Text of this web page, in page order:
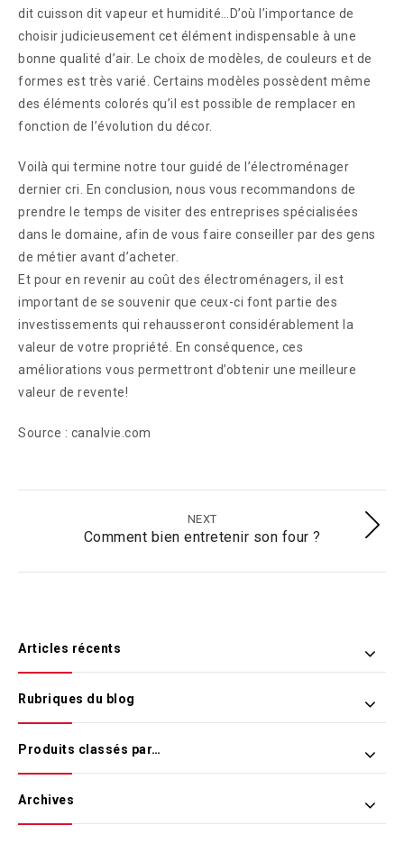
dit cuisson dit vapeur et humidité…D’où l’importance de
choisir judicieusement cet élément indispensable à une
bonne qualité d’air. Le choix de modèles, de couleurs et de
formes est très varié. Certains modèles possèdent même
des éléments colorés qu’il est possible de remplacer en
fonction de l’évolution du décor.
Voilà qui termine notre tour guidé de l’électroménager
dernier cri. En conclusion, nous vous recommandons de
prendre le temps de visiter des entreprises spécialisées
dans le domaine, afin de vous faire conseiller par des gens
de métier avant d’acheter.
Et pour en revenir au coût des électroménagers, il est
important de se souvenir que ceux-ci font partie des
investissements qui rehausseront considérablement la
valeur de votre propriété. En conséquence, ces
améliorations vous permettront d’obtenir une meilleure
valeur de revente!
Source : canalvie.com
NEXT
Comment bien entretenir son four ?
Articles récents
Rubriques du blog
Produits classés par…
Archives